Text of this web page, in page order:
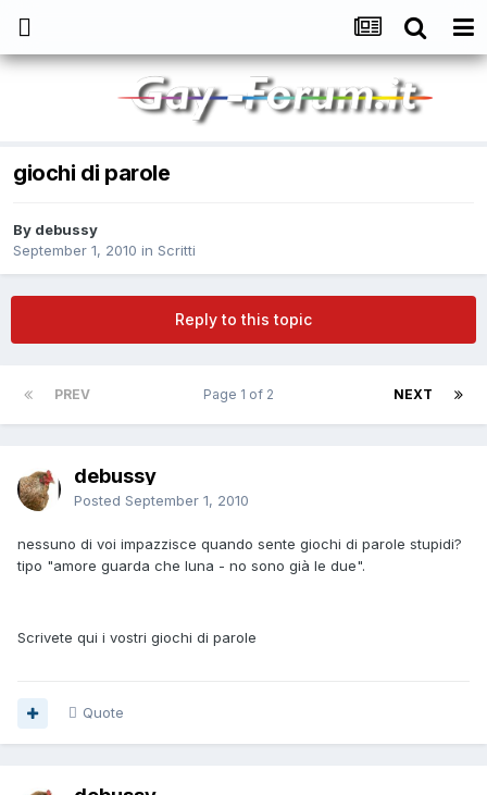
giochi di parole
By debussy
September 1, 2010 in Scritti
Reply to this topic
PREV NEXT
Page 1 of 2
debussy
Posted September 1, 2010
nessuno di voi impazzisce quando sente giochi di parole stupidi?
tipo "amore guarda che luna - no sono già le due".
Scrivete qui i vostri giochi di parole
Quote